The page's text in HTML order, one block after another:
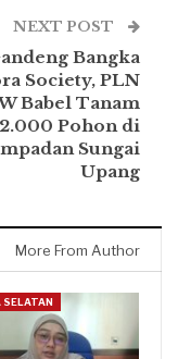
NEXT POST
Bangka
Society, PLN
Babel Tanam
2.000 Pohon di
Sungai
Upang
More From Author
SELATAN